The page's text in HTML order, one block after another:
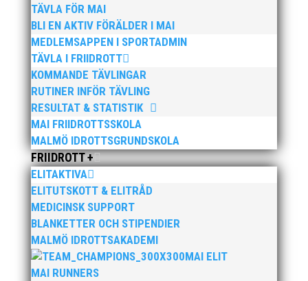
TÄVLA FÖR MAI
BLI EN AKTIV FÖRÄLDER I MAI
MEDLEMSAPPEN I SPORTADMIN
TÄVLA I FRIIDROTT
KOMMANDE TÄVLINGAR
RUTINER INFÖR TÄVLING
RESULTAT & STATISTIK
MAI FRIIDROTTSSKOLA
MALMÖ IDROTTSGRUNDSKOLA
FRIIDROTT +
ELITAKTIVA
ELITUTSKOTT & ELITRÅD
MEDICINSK SUPPORT
BLANKETTER OCH STIPENDIER
MALMÖ IDROTTSAKADEMI
MAI ELIT
MAI RUNNERS
Bilder från Stafett-SM 2026. Foto: Thomas
Leandersson Fler bilder från MAI:s Årsmöte 2026
Anders Hallström, 55, blir ny klubbchef i MAI. Han
börjar sin anställning den 13 april. Anders har ett
brett idrottsintresse och har bland annat fungerat
som tränare inom hockeyn i Trelleborg och fotbollen i